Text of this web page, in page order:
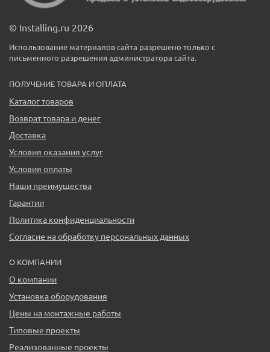
© Installing.ru 2026
Использование материалов сайта разрешено только с
письменного разрешения администратора сайта.
ПОЛУЧЕНИЕ ТОВАРА И ОПЛАТА
Каталог товаров
Возврат товара и денег
Доставка
Условия оказания услуг
Условия оплаты
Наши преимущества
Гарантии
Политика конфиденциальности
Согласие на обработку персональных данных
О КОМПАНИИ
О компании
Установка оборудования
Цены на монтажные работы
Типовые проекты
Реализованные проекты